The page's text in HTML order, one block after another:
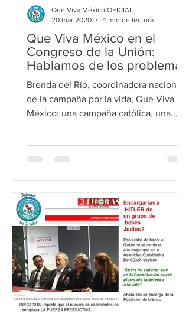
Que Viva México en el
Congreso de la Unión:
Hablamos de los problemas
reales para las mujeres
Brenda del Río, coordinadora nacional
de la campaña por la vida, Que Viva
México: una campaña católica, una
Que Viva México OFICIAL
20 mar 2020
4 min de lectura